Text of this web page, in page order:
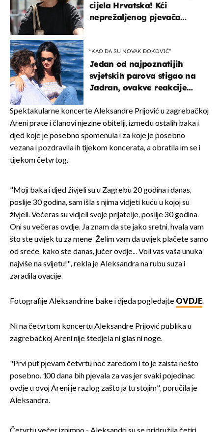
cijela Hrvatska! Kći
neprežaljenog pjevača
"KAO DA SU NOVAK ĐOKOVIĆ"
Jedan od najpoznatijih
svjetskih parova stigao na
Jadran, ovakve reakcije
Spektakularne koncerte Aleksandre Prijović u zagrebačkoj
Areni prate i članovi njezine obitelji, između ostalih baka i
djed koje je posebno spomenula i za koje je posebno
vezana i pozdravila ih tijekom koncerata, a obratila im se i
tijekom četvrtog.
"Moji baka i djed živjeli su u Zagrebu 20 godina i danas,
poslije 30 godina, sam išla s njima vidjeti kuću u kojoj su
živjeli. Večeras su vidjeli svoje prijatelje, poslije 30 godina.
Oni su večeras ovdje. Ja znam da ste jako sretni, hvala vam
što ste uvijek tu za mene. Želim vam da uvijek plačete samo
od sreće, kako ste danas, jučer ovdje... Voli vas vaša unuka
najviše na svijetu!", rekla je Aleksandra na rubu suza i
zaradila ovacije.
Fotografije Aleksandrine bake i djeda pogledajte OVDJE.
Ni na četvrtom koncertu Aleksandre Prijović publika u
zagrebačkoj Areni nije štedjela ni glas ni noge.
"Prvi put pjevam četvrtu noć zaredom i to je zaista nešto
posebno. 100 dana bih pjevala za vas jer svaki pojedinac
ovdje u ovoj Areni je razlog zašto ja tu stojim", poručila je
Aleksandra.